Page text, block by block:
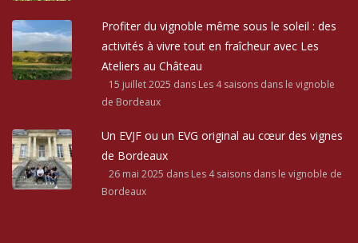
Profiter du vignoble même sous le soleil : des
activités à vivre tout en fraîcheur avec Les
Ateliers au Château
15 juillet 2025 dans Les 4 saisons dans le vignoble
de Bordeaux
Un EVJF ou un EVG original au cœur des vignes
de Bordeaux
26 mai 2025 dans Les 4 saisons dans le vignoble de
Bordeaux